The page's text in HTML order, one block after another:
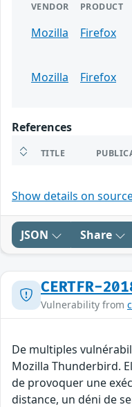
VENDOR PRODUCT
Mozilla Firefox
Mozilla
Firefox
References
TITLE
Show details on
JSON Share
CERTFR-
Vulnerability from
De multiples
Mozilla Thunderbird.
de provoquer une
distance, un déni de